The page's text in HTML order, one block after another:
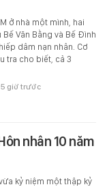
ở nhà một mình, hai
Bế Văn Bằng và Bế Đình
dâm nạn nhân. Cơ
tra cho biết, cả 3
5 giờ trước
nhân 10 năm
kỷ niệm một thập kỷ